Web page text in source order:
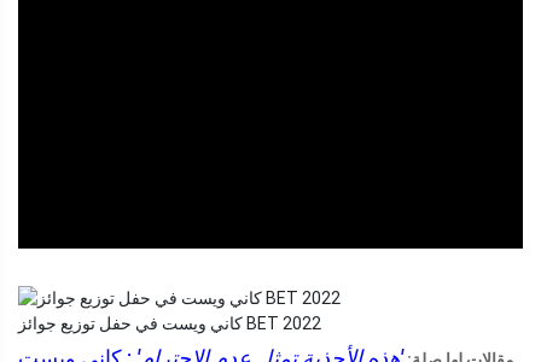
كاني ويست في حفل توزيع جوائز BET 2022